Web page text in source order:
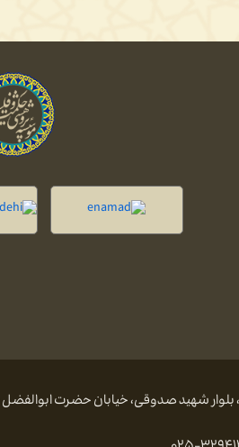
شهید صدوقی، خیابان حضرت ابوالفضل (ع)،